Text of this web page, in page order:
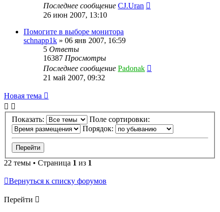
Последнее сообщение CJ.Uran
26 июн 2007, 13:10
Помогите в выборе монитора
schnapp1k » 06 янв 2007, 16:59
5 Ответы
16387 Просмотры
Последнее сообщение Padonak
21 май 2007, 09:32
Новая тема
Показать:
Поле сортировки:
Порядок:
22 темы • Страница 1 из 1
Вернуться к списку форумов
Перейти